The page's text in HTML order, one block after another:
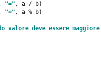
"="
"="
valore deve essere